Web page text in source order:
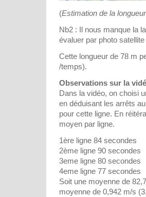
(Estimation de la
Nb2 : Il nous manque la
évaluer par photo
Cette longueur de 78 m
/temps).
Observations sur la
Dans la vidéo, on choisi
en déduisant les arrêts
pour cette ligne. En
moyen par ligne.
1ère ligne 84 secondes
2ème ligne 90 secondes
3eme ligne 80 secondes
4eme ligne 77 secondes
Soit une moyenne de
moyenne de 0,942 m/s